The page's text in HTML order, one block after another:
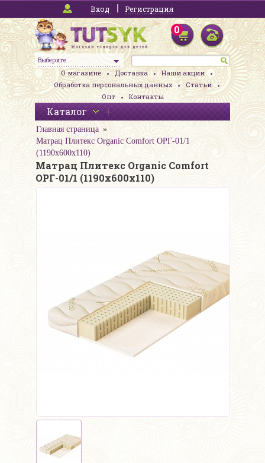
Вход Регистрация
Выберите
0
О магазине Доставка
Наши акции
Обработка персональных данных
Статьи
Опт
Контакты
Каталог
Главная страница
Матрац Плитекс Organic Comfort ОРГ-01/1
(1190х600х110)
Матрац Плитекс Organic Comfort
ОРГ-01/1 (1190х600х110)